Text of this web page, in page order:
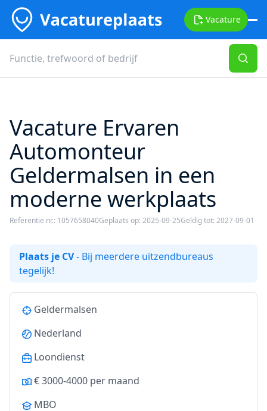
Vacature
Vacature Ervaren
Automonteur
Geldermalsen in een
moderne werkplaats
Referentie nr.: 1057658040Geplaats op: 2025-09-25Geldig tot: 2027-09-01
Plaats je CV- Bij meerdere uitzendbureaus
tegelijk!
Geldermalsen
Nederland
Loondienst
€ 3000-4000 per maand
MBO